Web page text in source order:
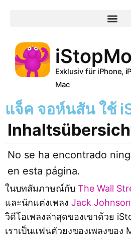
Exklusiv für iPhone,
Mac
แจ็ค จอห์นสัน ใช้
No se ha encontrado
en esta página.
ในบทสัมภาษณ์กับ The Wall
และนักแต่งเพลง Jack Johnson
วิดีโอเพลงล่าสุดของเขาด้วย
เราเป็นแฟนตัวยงของเพลงของ